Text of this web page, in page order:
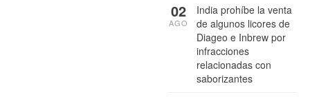
India prohíbe la venta
de algunos licores de
Diageo e Inbrew por
infracciones
relacionadas con
saborizantes
02
AGO